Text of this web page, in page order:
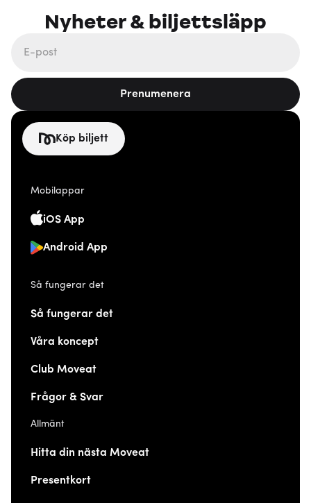
Nyheter & biljettsläpp
Prenumenera
Köp biljett
Mobilappar
iOS App
Android App
Så fungerar det
Så fungerar det
Våra koncept
Club Moveat
Frågor & Svar
Allmänt
Hitta din nästa Moveat
Presentkort